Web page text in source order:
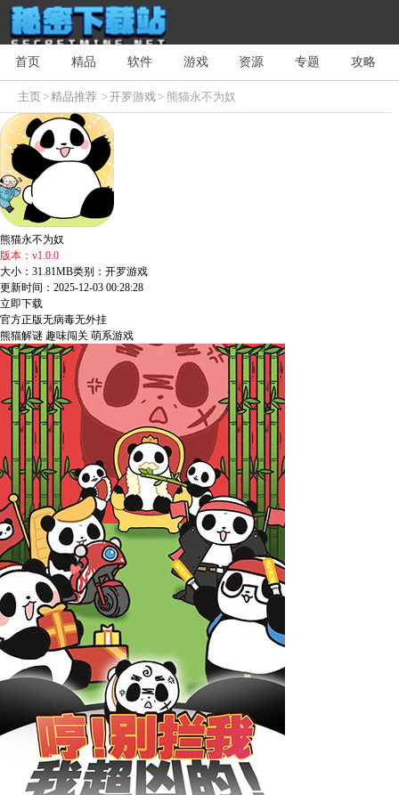
首页 精品 软件 游戏 资源 专题 攻略
主页>精品推荐 >开罗游戏> 熊猫永不为奴
熊猫永不为奴
版本：v1.0.0
大小：31.81MB类别：开罗游戏
更新时间：2025-12-03 00:28:28
立即下载
官方正版无病毒无外挂
熊猫解谜 趣味闯关 萌系游戏